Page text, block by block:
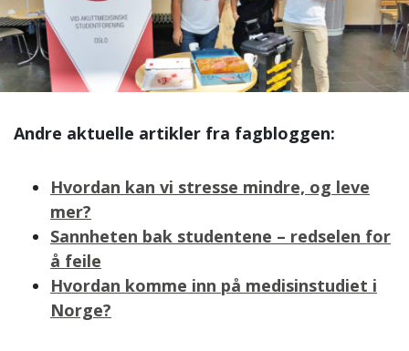
Andre aktuelle artikler fra fagbloggen:
Hvordan kan vi stresse mindre, og leve
mer?
Sannheten bak studentene – redselen for
å feile
Hvordan komme inn på medisinstudiet i
Norge?